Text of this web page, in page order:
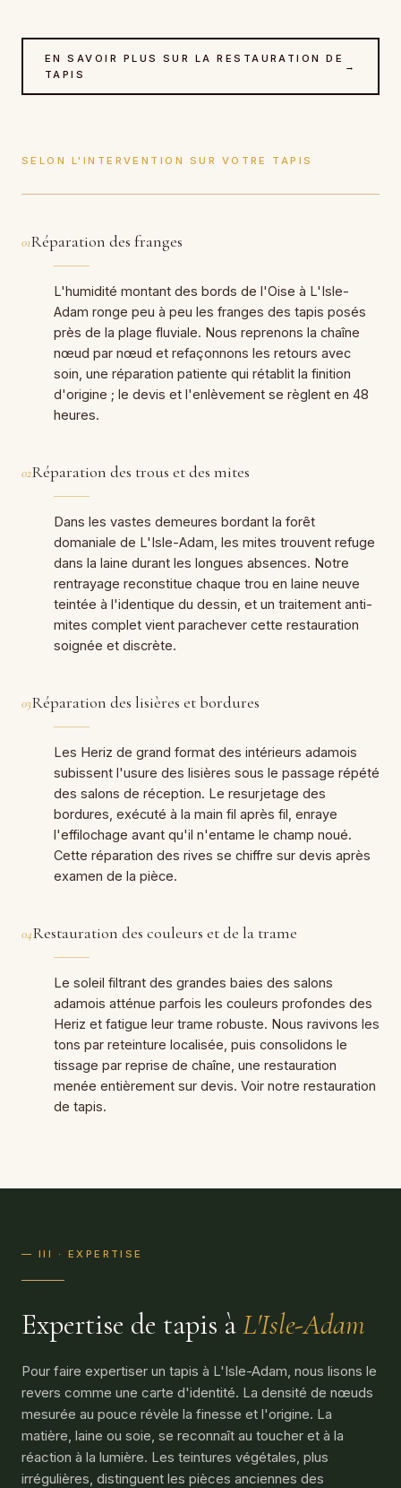
EN SAVOIR PLUS SUR LA RESTAURATION DE
TAPIS
→
SELON L'INTERVENTION SUR VOTRE TAPIS
01Réparation des franges
L'humidité montant des bords de l'Oise à L'Isle-
Adam ronge peu à peu les franges des tapis posés
près de la plage fluviale. Nous reprenons la chaîne
nœud par nœud et refaçonnons les retours avec
soin, une réparation patiente qui rétablit la finition
d'origine ; le devis et l'enlèvement se règlent en 48
heures.
02Réparation des trous et des mites
Dans les vastes demeures bordant la forêt
domaniale de L'Isle-Adam, les mites trouvent refuge
dans la laine durant les longues absences. Notre
rentrayage reconstitue chaque trou en laine neuve
teintée à l'identique du dessin, et un traitement anti-
mites complet vient parachever cette restauration
soignée et discrète.
03Réparation des lisières et bordures
Les Heriz de grand format des intérieurs adamois
subissent l'usure des lisières sous le passage répété
des salons de réception. Le resurjetage des
bordures, exécuté à la main fil après fil, enraye
l'effilochage avant qu'il n'entame le champ noué.
Cette réparation des rives se chiffre sur devis après
examen de la pièce.
04Restauration des couleurs et de la trame
Le soleil filtrant des grandes baies des salons
adamois atténue parfois les couleurs profondes des
Heriz et fatigue leur trame robuste. Nous ravivons les
tons par reteinture localisée, puis consolidons le
tissage par reprise de chaîne, une restauration
menée entièrement sur devis. Voir notre restauration
de tapis.
— III · EXPERTISE
Expertise de tapis àL'Isle-Adam
Pour faire expertiser un tapis à L'Isle-Adam, nous lisons le
revers comme une carte d'identité. La densité de nœuds
mesurée au pouce révèle la finesse et l'origine. La
matière, laine ou soie, se reconnaît au toucher et à la
réaction à la lumière. Les teintures végétales, plus
irrégulières, distinguent les pièces anciennes des